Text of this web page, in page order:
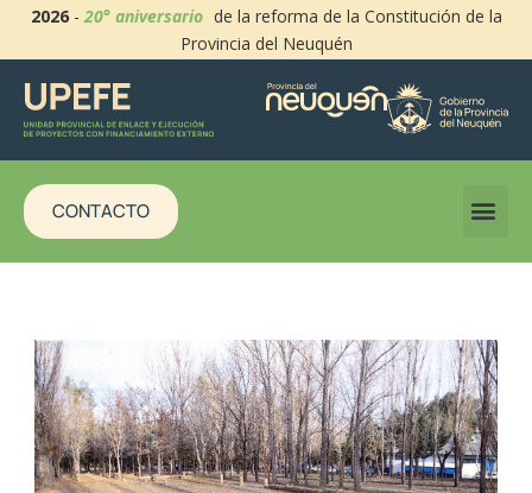
2026-20° aniversario de la reforma de la Constitución de la
Provincia del Neuquén
CONTACTO